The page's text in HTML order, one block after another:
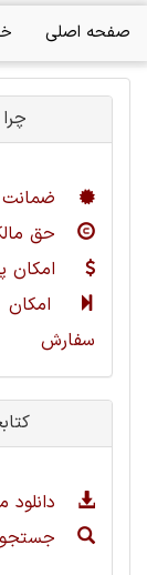
صفحه اصلی
حق
امکان
سفارش